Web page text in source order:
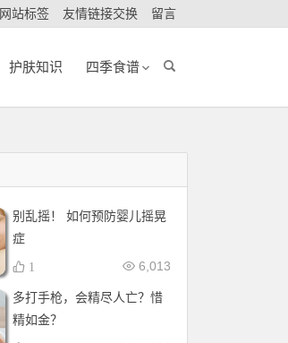
网站标签 友情链接交换 留言
护肤知识 四季食谱
别乱摇！ 如何预防婴儿摇晃
症
6,013
1
多打手枪，会精尽人亡？惜
精如金？